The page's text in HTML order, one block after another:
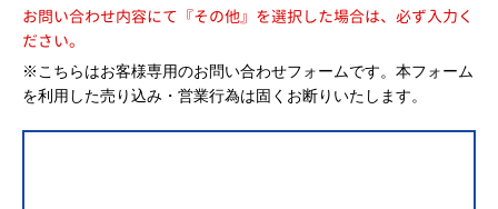
お問い合わせ内容にて『その他』を選択した場合は、必ず入力く
ださい。
※こちらはお客様専用のお問い合わせフォームです。本フォーム
を利用した売り込み・営業行為は固くお断りいたします。